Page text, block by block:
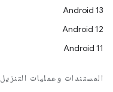
Android 13
Android 12
Android 11
المستندات وعمليات التنزيل